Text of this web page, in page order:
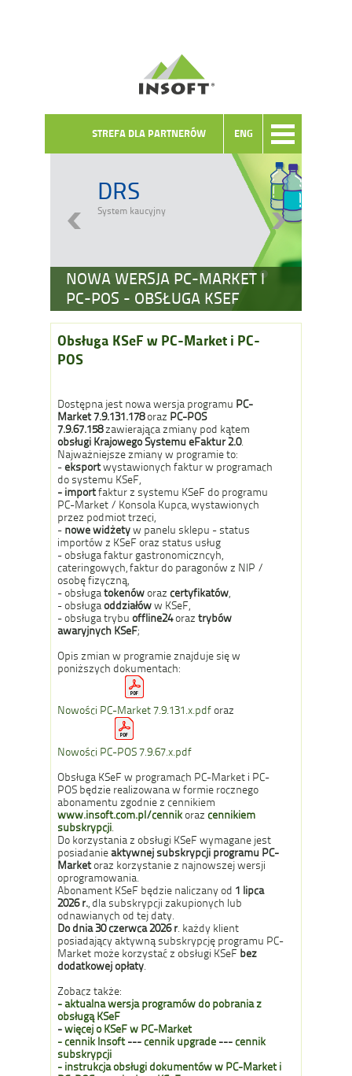
ENG
STREFA DLA PARTNERÓW
NOWA WERSJA PC-MARKET I
PC-POS - OBSŁUGA KSEF
DRS
System kaucyjny
Obsługa KSeF w PC-Market i PC-
POS
Dostępna jest nowa wersja programu PC-
Market 7.9.131.178oraz PC-POS
7.9.67.158zawierająca zmiany pod kątem
obsługi Krajowego Systemu eFaktur 2.0.
Najważniejsze zmiany w programie to:
-eksportwystawionych faktur w programach
do systemu KSeF,
- importfaktur z systemu KSeF do programu
PC-Market / Konsola Kupca, wystawionych
przez podmiot trzeci,
- nowe widżetyw panelu sklepu - status
importów z KSeF oraz status usług
- obsługa faktur gastronomiczncyh,
cateringowych, faktur do paragonów z NIP /
osobę fizyczną,
- obsługatokenóworaz certyfikatów
- obsługaoddziałóww KSeF,
- obsługa trybu offline24oraz trybów
awaryjnych KSeF;
Opis zmian w programie znajduje się w
poniższych dokumentach:
Nowości PC-Market 7.9.131.x.pdforaz
Nowości PC-POS 7.9.67.x.pdf
Obsługa KSeF w programach PC-Market i PC-
POS będzie realizowana w formie rocznego
abonamentu zgodnie z cennikiem
www.insoft.com.pl/cennikoraz cennikiem
subskrypcji
Do korzystania z obsługi KSeF wymagane jest
posiadanieaktywnej subskrypcji programu PC-
Marketoraz korzystanie z najnowszej wersji
oprogramowania.
Abonament KSeF będzie naliczany od 1 lipca
2026 r. , dla subskrypcji zakupionych lub
odnawianych od tej daty.
Do dnia 30 czerwca 2026 r. każdy klient
posiadający aktywną subskrypcję programu PC-
Market może korzystać z obsługi KSeF bez
dodatkowej opłaty
Zobacz także:
-aktualna wersja programów do pobrania z
obsługą KSeF
-więcej o KSeF w PC-Market
- cennik Insoft ---cennik upgrade ---cennik
subskrypcji
- instrukcja obsługi dokumentów w PC-Market i